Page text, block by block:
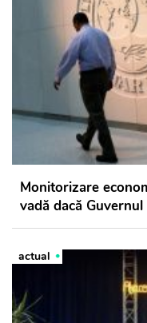
Monitorizare
vadă dacă
actual